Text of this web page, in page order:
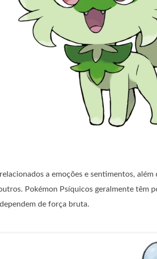
a emoções e sentimentos,
Pokémon Psíquicos geralmente têm
de força bruta.